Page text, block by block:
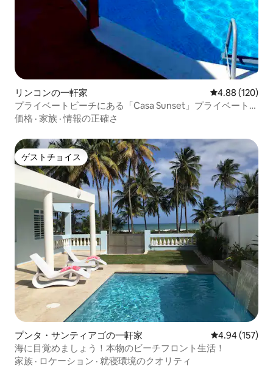
リンコンの一軒家 レビュー120
4.88 (120)
プライベートビーチにある「Casa Sunset」プライベートプ
ール付き！！！
価格 · 家族 ·情報の正確さ
ゲストチョイス
ゲストチョイス
プンタ・サンティアゴの一軒家 レビュー157
4.94 (157)
海に目覚めましょう！本物のビーチフロント生活！
家族 · ロケーション · 就寝環境のクオリティ